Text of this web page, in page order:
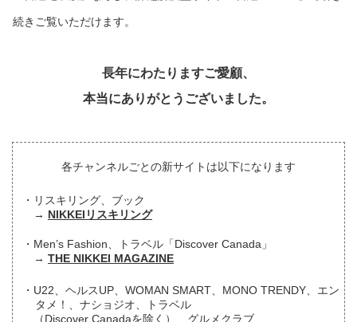
続きご覧いただけます。
長年にわたりますご愛顧、
本当にありがとうございました。
各チャンネルごとの新サイトは以下になります
リスキリング、ブック
NIKKEIリスキリング
Men’s Fashion、トラベル「Discover Canada」
THE NIKKEI MAGAZINE
U22、ヘルスUP、WOMAN SMART、MONO TRENDY、エン
タメ！、ナショジオ、トラベル
（Discover Canadaを除く）、グルメクラブ